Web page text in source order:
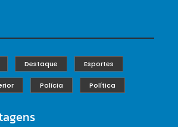
Destaque Esportes
Polícia Política